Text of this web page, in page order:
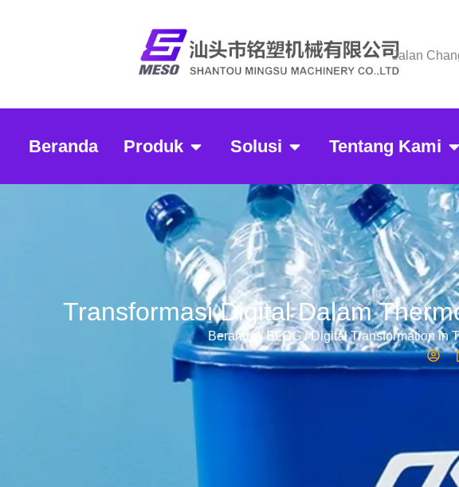
Jalan
Beranda Produk Solusi Tentang Kami
Transformasi Digital Dalam
Beranda/BLOG/ Digital Transformation in